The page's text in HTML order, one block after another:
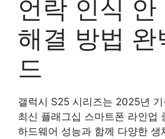
언락 인식 안
해결 방법 완
드
갤럭시 S25 시리즈는 2025년
최신 플래그십 스마트폰 라인업
하드웨어 성능과 함께 다양한 생